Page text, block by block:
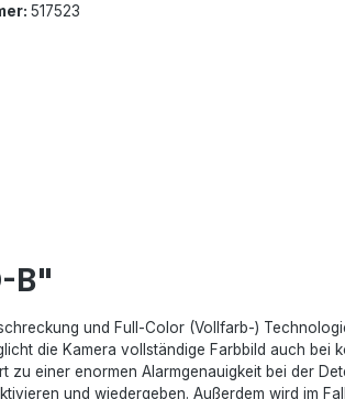
517523
B"
und Full-Color (Vollfarb-)
die Kamera vollständige Farbbild auch bei
zu einer enormen Alarmgenauigkeit bei der
und wiedergeben. Außerdem wird im